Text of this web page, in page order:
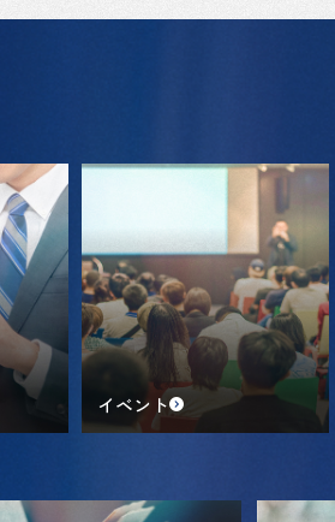
イベント